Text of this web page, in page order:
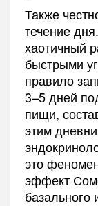
Также
течение
хаотичный
быстрыми
правило
3–5 дней
пищи,
этим
это
эффект
базального